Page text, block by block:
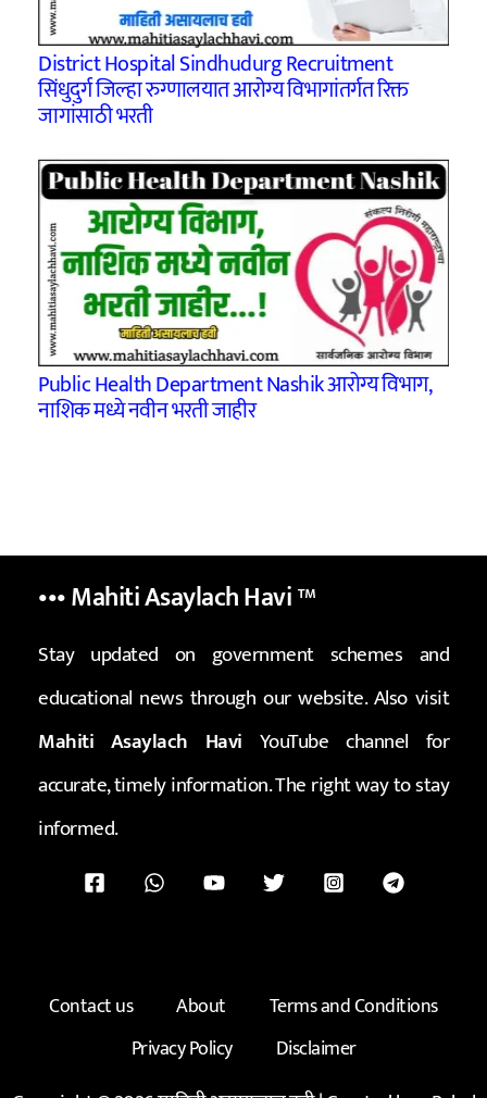
District Hospital Sindhudurg Recruitment
सिंधुदुर्ग जिल्हा रुग्णालयात आरोग्य विभागांतर्गत रिक्त
जागांसाठी भरती
Public Health Department Nashik आरोग्य विभाग,
नाशिक मध्ये नवीन भरती जाहीर
••• Mahiti Asaylach Havi™
Stay updated on government schemes and
educational news through our website. Also visit
Mahiti Asaylach Havi YouTube channel for
accurate, timely information. The right way to stay
informed.
Contact us About
Terms and Conditions
Privacy Policy
Disclaimer